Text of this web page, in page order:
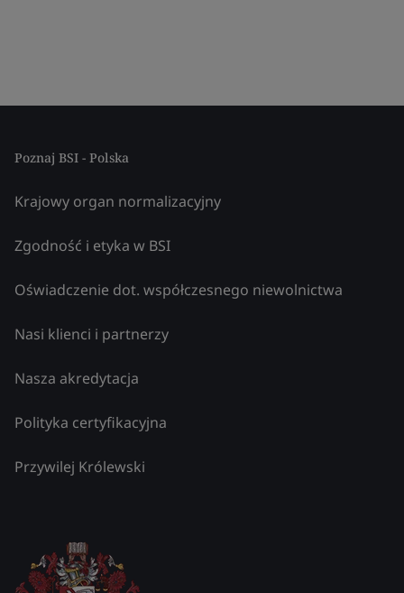
Poznaj BSI - Polska
Krajowy organ normalizacyjny
Zgodność i etyka w BSI
Oświadczenie dot. współczesnego niewolnictwa
Nasi klienci i partnerzy
Nasza akredytacja
Polityka certyfikacyjna
Przywilej Królewski